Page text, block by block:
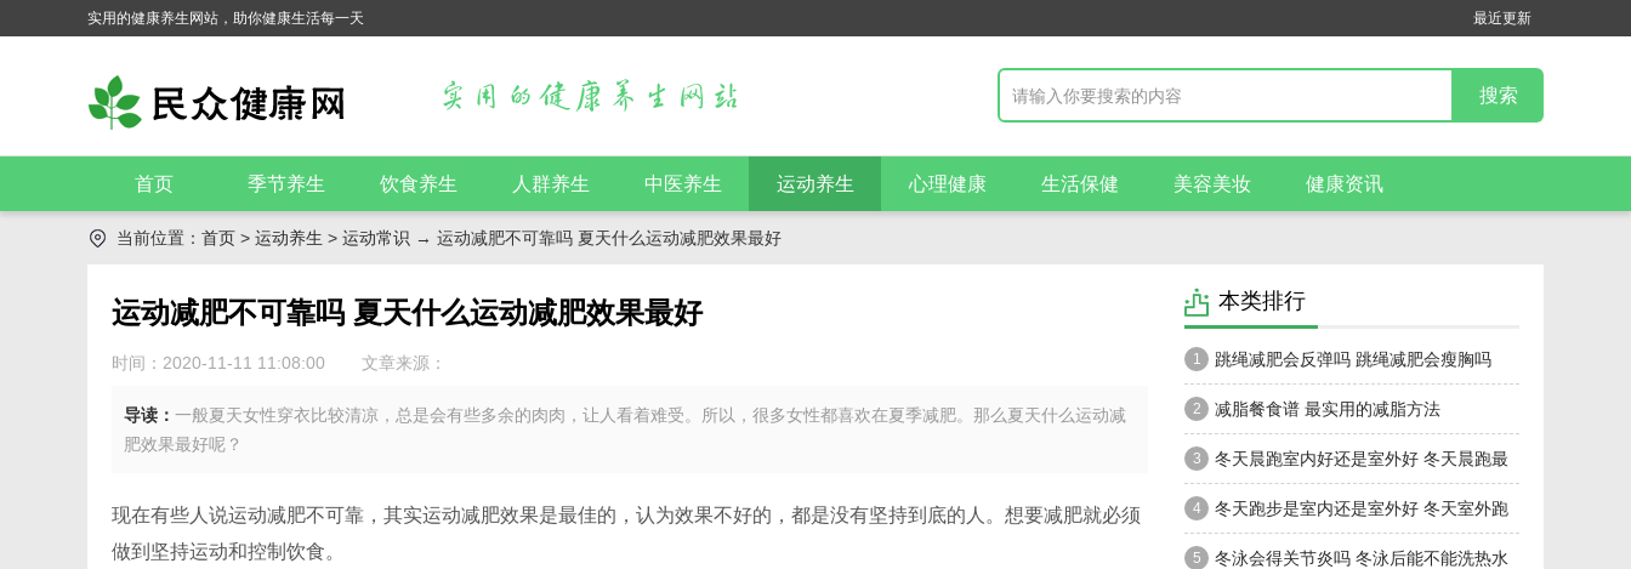
实用的健康养生网站，助你健康生活每一天 最近更新
首页 季节养生 饮食养生 人群养生 中医养生 运动养生 心理健康 生活保健 美容美妆 健康资讯
当前位置： 首页 > 运动养生 > 运动常识 → 运动减肥不可靠吗 夏天什么运动减肥效果最好
运动减肥不可靠吗 夏天什么运动减肥效果最好
时间：2020-11-11 11:08:00 文章来源：
导读： 一般夏天女性穿衣比较清凉，总是会有些多余的肉肉，让人看着难受。所以，很多女性都喜欢在夏季减肥。那么夏天什么运动减
肥效果最好呢？
现在有些人说运动减肥不可靠，其实运动减肥效果是最佳的，认为效果不好的，都是没有坚持到底的人。想要减肥就必须
做到坚持运动和控制饮食。
本类排行
1 跳绳减肥会反弹吗 跳绳减肥会瘦胸吗
2 减脂餐食谱 最实用的减脂方法
3 冬天晨跑室内好还是室外好 冬天晨跑最
佳时间是什么时候
4 冬天跑步是室内还是室外好 冬天室外跑
步穿什么衣服
5 冬泳会得关节炎吗 冬泳后能不能洗热水